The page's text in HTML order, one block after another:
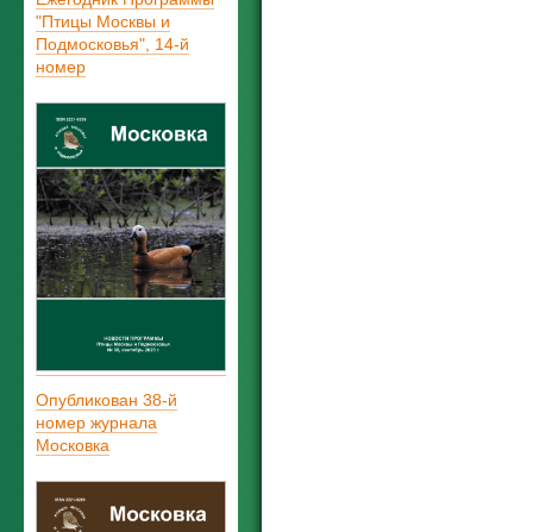
"Птицы Москвы и
Подмосковья", 14-й
номер
Опубликован 38-й
номер журнала
Московка